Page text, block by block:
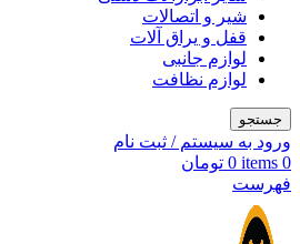
شیر و اتصالات
قفل و یراق آلات
لوازم جانبی
لوازم نظافت
جستجو
ورود به سیستم / ثبت نام
0
items
0 تومان
فهرست